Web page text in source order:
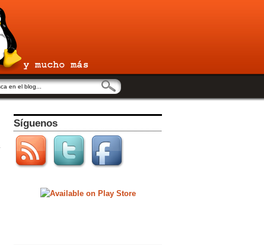
Síguenos